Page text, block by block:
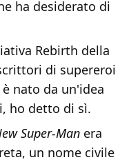
ha desiderato di
Rebirth della
di supereroi
nato da un'idea
ho detto di sì.
Super-Man era
un nome civile